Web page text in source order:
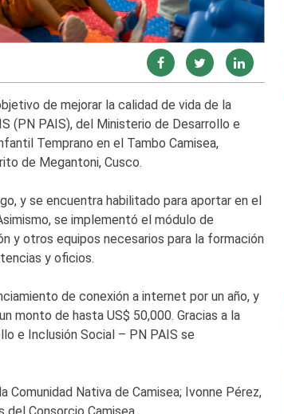
de mejorar la calidad de vida de la
(PN PAIS), del Ministerio de Desarrollo e
Temprano en el Tambo Camisea,
de Megantoni, Cusco.
y se encuentra habilitado para aportar en el
se implementó el módulo de
y otros equipos necesarios para la formación
y oficios.
de conexión a internet por un año, y
monto de hasta US$ 50,000. Gracias a la
e Inclusión Social – PN PAIS se
Nativa de Camisea; Ivonne Pérez,